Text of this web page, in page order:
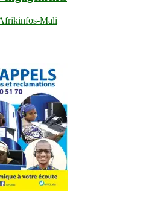
Mali